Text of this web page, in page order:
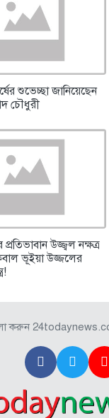
শুভেচ্ছা জানিয়েছেন
চৌধুরী
উজ্জ্বল নক্ষত্র
ভূইয়া উজ্জলের
করুন